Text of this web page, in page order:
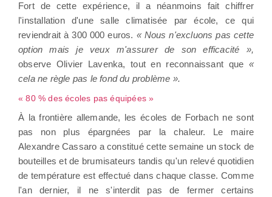
Fort de cette expérience, il a néanmoins fait chiffrer
l'installation d'une salle climatisée par école, ce qui
reviendrait à 300 000 euros. « Nous n'excluons pas cette
option mais je veux m'assurer de son efficacité »,
observe Olivier Lavenka, tout en reconnaissant que «
cela ne règle pas le fond du problème ».
« 80 % des écoles pas équipées »
À la frontière allemande, les écoles de Forbach ne sont
pas non plus épargnées par la chaleur. Le maire
Alexandre Cassaro a constitué cette semaine un stock de
bouteilles et de brumisateurs tandis qu'un relevé quotidien
de température est effectué dans chaque classe. Comme
l'an dernier, il ne s'interdit pas de fermer certains